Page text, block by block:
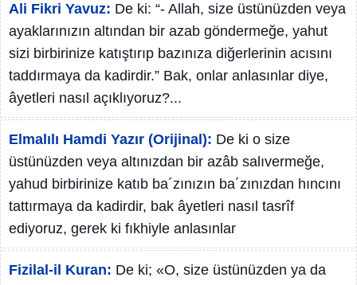
Ali Fikri Yavuz: De ki: “- Allah, size üstünüzden veya
ayaklarınızın altından bir azab göndermeğe, yahut
sizi birbirinize katıştırıp bazınıza diğerlerinin acısını
taddırmaya da kadirdir.” Bak, onlar anlasınlar diye,
âyetleri nasıl açıklıyoruz?...
Elmalılı Hamdi Yazır (Orijinal): De ki o size
üstünüzden veya altınızdan bir azâb salıvermeğe,
yahud birbirinize katıb ba´zınızın ba´zınızdan hıncını
tattırmaya da kadirdir, bak âyetleri nasıl tasrîf
ediyoruz, gerek ki fıkhiyle anlasınlar
Fizilal-il Kuran: De ki; «O, size üstünüzden ya da